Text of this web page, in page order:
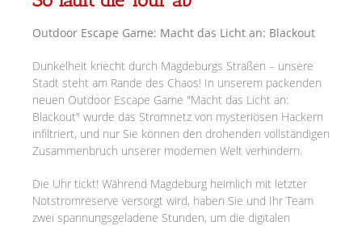
Outdoor Escape Game: Macht das Licht an: Blackout
Dunkelheit kriecht durch Magdeburgs Straßen – unsere
Stadt steht am Rande des Chaos! In unserem packenden
neuen Outdoor Escape Game "Macht das Licht an:
Blackout" wurde das Stromnetz von mysteriösen Hackern
infiltriert, und nur Sie können den drohenden vollständigen
Zusammenbruch unserer modernen Welt verhindern.
Die Uhr tickt! Während Magdeburg heimlich mit letzter
Notstromreserve versorgt wird, haben Sie und Ihr Team
zwei spannungsgeladene Stunden, um die digitalen